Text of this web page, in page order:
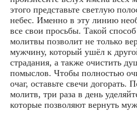
этого представьте светлую
небес. Именно в эту линию
все свои просьбы. Такой
молитвы позволит не только
мужчину, который ушёл к
страдания, а также очистить
помыслов. Чтобы полностью
очаг, оставьте свечи догорать.
молитв, три раза в день
которые позволяют вернуть